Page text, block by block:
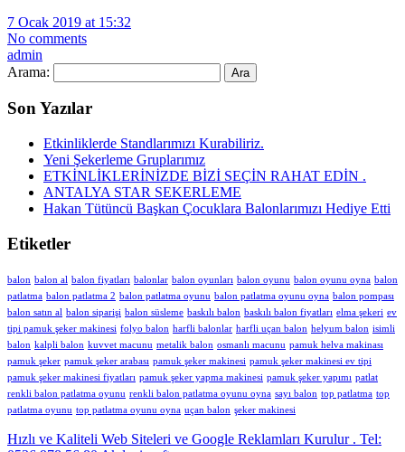
7 Ocak 2019 at 15:32
No comments
admin
Arama:
Son Yazılar
Etkinliklerde Standlarımızı Kurabiliriz.
Yeni Şekerleme Gruplarımız
ETKİNLİKLERİNİZDE BİZİ SEÇİN RAHAT EDİN .
ANTALYA STAR SEKERLEME
Hakan Tütüncü Başkan Çocuklara Balonlarımızı Hediye Etti
Etiketler
balon balon al balon fiyatları balonlar balon oyunları balon oyunu balon oyunu oyna balon
patlatma balon patlatma 2 balon patlatma oyunu balon patlatma oyunu oyna balon pompası
balon satın al balon siparişi balon süsleme baskılı balon baskılı balon fiyatları elma şekeri ev
tipi pamuk şeker makinesi folyo balon harfli balonlar harfli uçan balon helyum balon isimli
balon kalpli balon kuvvet macunu metalik balon osmanlı macunu pamuk helva makinası
pamuk şeker pamuk şeker arabası pamuk şeker makinesi pamuk şeker makinesi ev tipi
pamuk şeker makinesi fiyatları pamuk şeker yapma makinesi pamuk şeker yapımı patlat
renkli balon patlatma oyunu renkli balon patlatma oyunu oyna sayı balon top patlatma top
patlatma oyunu top patlatma oyunu oyna uçan balon şeker makinesi
Hızlı ve Kaliteli Web Siteleri ve Google Reklamları Kurulur . Tel: